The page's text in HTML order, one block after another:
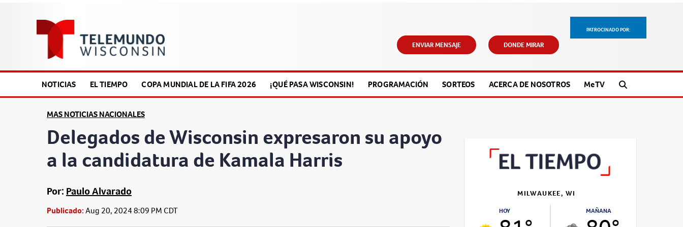
PATROCINADO POR:
ENVIAR MENSAJE DONDE MIRAR
NOTICIAS EL TIEMPO COPA MUNDIAL DE LA FIFA 2026 ¡QUÉ PASA WISCONSIN! PROGRAMACIÓN SORTEOS ACERCA DE NOSOTROS MeTV
MAS NOTICIAS NACIONALES
Delegados de Wisconsin expresaron su apoyo
a la candidatura de Kamala Harris
Por: Paulo Alvarado
Publicado:Aug 20, 2024 8:09 PM CDT
MILWAUKEE, WI
HOY MAÑANA